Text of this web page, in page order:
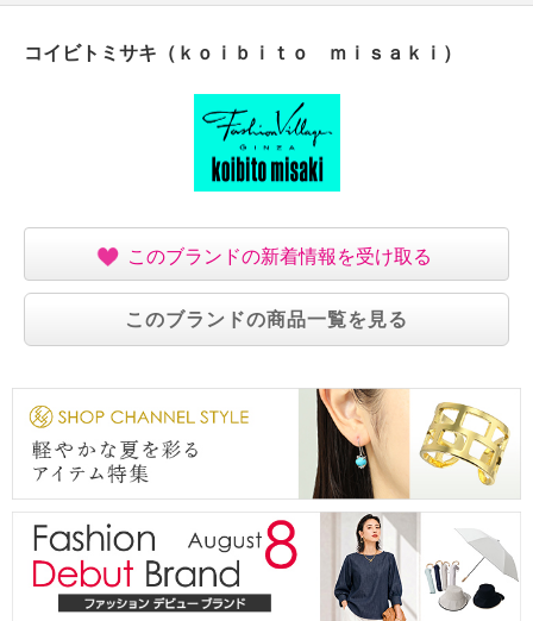
コイビトミサキ（ｋｏｉｂｉｔｏ ｍｉｓａｋｉ）
このブランドの新着情報を受け取る
このブランドの商品一覧を見る